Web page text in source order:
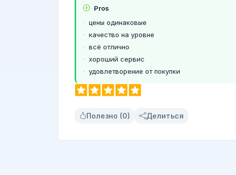
Pros
цены одинаковые
качество на уровне
всё отлично
хороший сервис
удовлетворение от покупки
Полезно (0) Делиться